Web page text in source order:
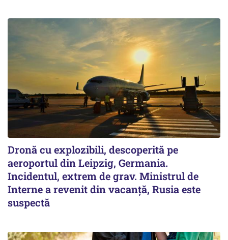
Dronă cu explozibili, descoperită pe
aeroportul din Leipzig, Germania.
Incidentul, extrem de grav. Ministrul de
Interne a revenit din vacanță, Rusia este
suspectă